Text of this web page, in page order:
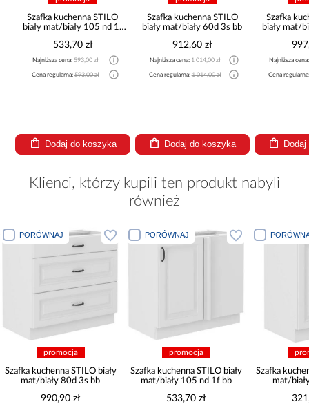
Szafka kuchenna STILO
biały mat/biały 105 nd 1f
533,70 zł
Najniższa cena: 593,00 zł
Cena regularna: 593,00 zł
Dodaj do koszyka
Szafka kuchenna STILO
biały mat/biały 60d 3s bb
912,60 zł
Najniższa cena:1 014,00 zł
Cena regularna:1 014,00 zł
Dodaj do koszyka
Szafka
biały mat/
Najniższa
Cena
Klienci, którzy kupili ten produkt nabyli
również
PORÓWNAJ
promocja
Szafka kuchenna STILO biały
mat/biały 80d 3s bb
990,90 zł
PORÓWNAJ
promocja
Szafka kuchenna STILO biały
mat/biały 105 nd 1f bb
533,70 zł
Szafka
mat/